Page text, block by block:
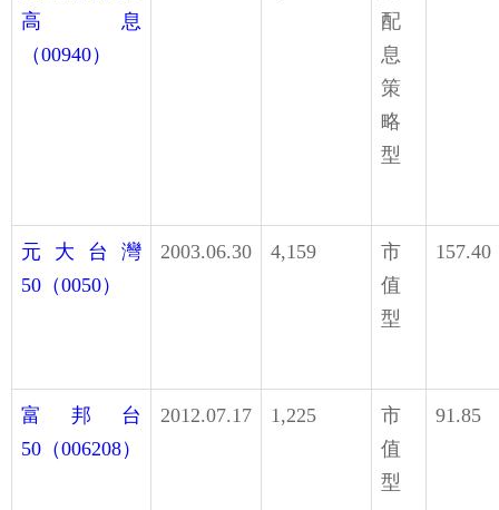
高息
（00940）
配
息
策
略
型
元大台灣
50（0050）
2003.06.30 4,159
市
值
型
157.40
富邦台
50（006208）
2012.07.17 1,225
市
值
型
91.85